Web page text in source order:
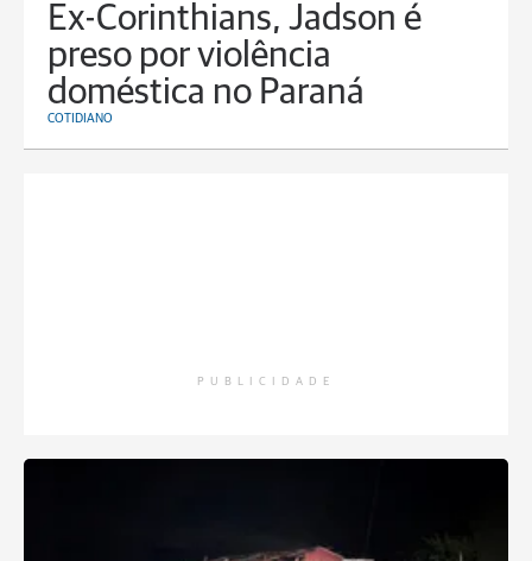
Ex-Corinthians, Jadson é
preso por violência
doméstica no Paraná
COTIDIANO
PUBLICIDADE